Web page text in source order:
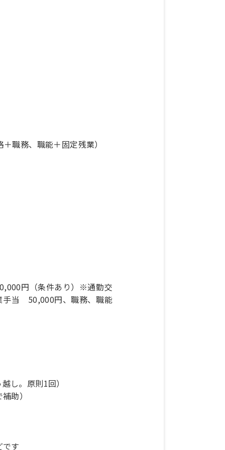
職務、職能＋固定残業）
円（条件あり）※通勤交
手当 50,000円、職務、職能
し。原則1回）
助）
す